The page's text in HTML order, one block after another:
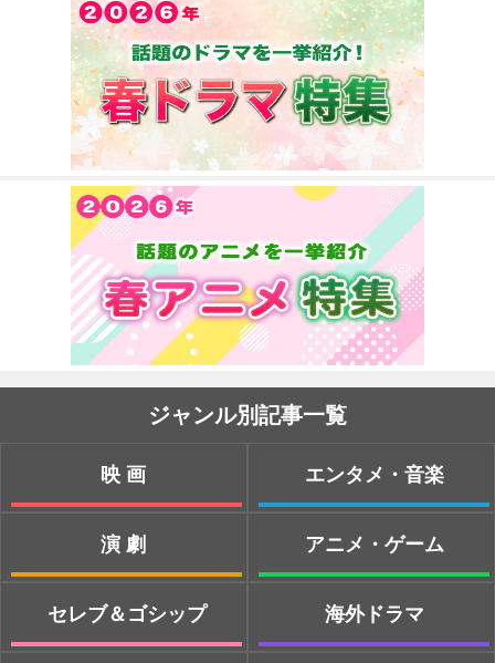
ジャンル別記事一覧
映画
演劇
セレブ＆ゴシップ
エンタメ・音楽
アニメ・ゲーム
海外ドラマ